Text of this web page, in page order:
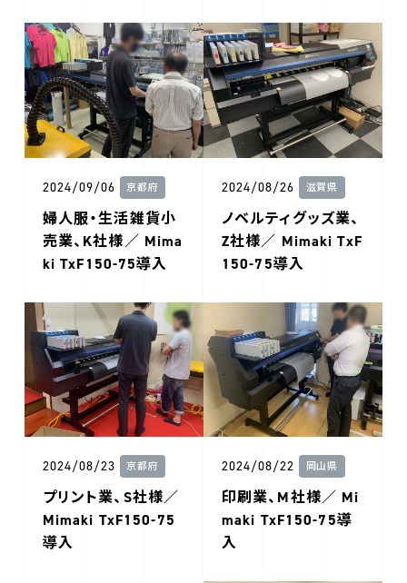
2024/09/06 京都府
婦人服・生活雑貨小
売業、K社様／ Mima
ki TxF150-75導入
2024/08/26 滋賀県
ノベルティグッズ業、
Z社様／ Mimaki TxF
150-75導入
2024/08/23 京都府
プリント業、S社様／
Mimaki TxF150-75
導入
2024/08/22 岡山県
印刷業、M社様／ Mi
maki TxF150-75導
入